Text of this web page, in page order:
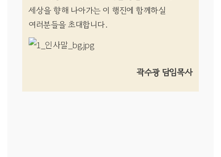
세상을 향해 나아가는 이 행진에 함께하실
여러분들을 초대합니다.
곽수광 담임목사